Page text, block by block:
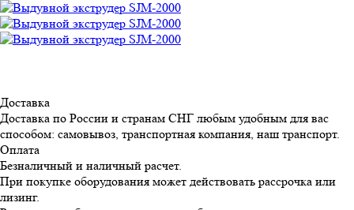
Доставка
Доставка по России и странам СНГ любым удобным для вас
способом: самовывоз, транспортная компания, наш транспорт.
Оплата
Безналичный и наличный расчет.
При покупке оборудования может действовать рассрочка или
лизинг.